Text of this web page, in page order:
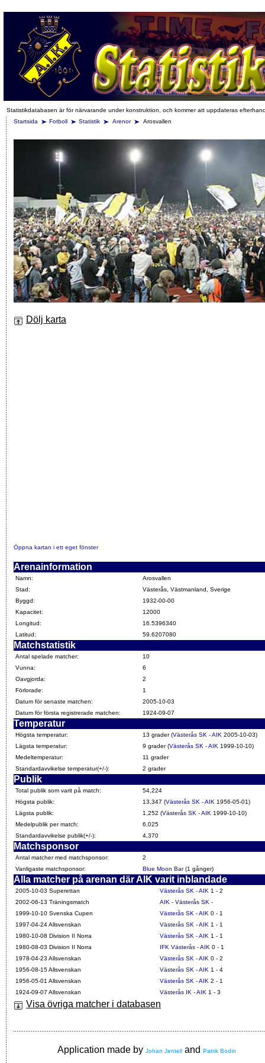
Statistikdatabasen är för närvarande under konstruktion, och kommer att uppdateras
Startsida
Fotboll Statistik Arenor Arosvallen
Dölj karta
Öppna kartan i ett eget fönster
Arenainformation
Namn:
Arosvallen
Stad:
Västerås, Västmanland, Sverige
Byggd:
1932-00-00
Kapacitet:
12000
Longitud:
16.5396340
Latitud:
59.6207080
Matchstatistik
Antal spelade matcher:
10
Vunna:
6
Oavgjorda:
2
Förlorade:
1
Datum för senaste matchen:
2005-10-03
Datum för första registrerade matchen:
1924-09-07
Temperatur
Högsta temperatur: 13 grader (Västerås SK - AIK 2005-10-03)
Lägsta temperatur:
9 grader (Västerås SK - AIK 1999-10-10)
Medeltemperatur:
11 grader
Standardavvikelse temperatur(+/-):
2 grader
Publik
Total publik som varit på match:
54,224
Högsta publik:
13,347 (Västerås SK - AIK 1956-05-01)
Lägsta publik:
1,252 (Västerås SK - AIK 1999-10-10)
Medelpublik per match:
6,025
Standardavvikelse publik(+/-):
4,370
Matchsponsor
Antal matcher med matchsponsor:
2
Vanligaste matchsponsor:
Blue Moon Bar(1 gånger)
Alla matcher på arenan där AIK varit inblandade
2005-10-03 Superettan Västerås SK - AIK 1 - 2
2002-06-13 Träningsmatch
AIK - Västerås SK -
1999-10-10 Svenska Cupen
Västerås SK - AIK 0 - 1
1997-04-24 Allsvenskan
Västerås SK - AIK 1 - 1
1980-10-08 Division II Norra
Västerås SK - AIK 1 - 1
1980-08-03 Division II Norra
IFK Västerås - AIK 0 - 1
1978-04-23 Allsvenskan
Västerås SK - AIK 0 - 2
1956-08-15 Allsvenskan
Västerås SK - AIK 1 - 4
1956-05-01 Allsvenskan
Västerås SK - AIK 2 - 1
1924-09-07 Allsvenskan
Västerås IK - AIK 1 - 3
Visa övriga matcher i databasen
Application made by Johan Jentell and Patrik Bodin